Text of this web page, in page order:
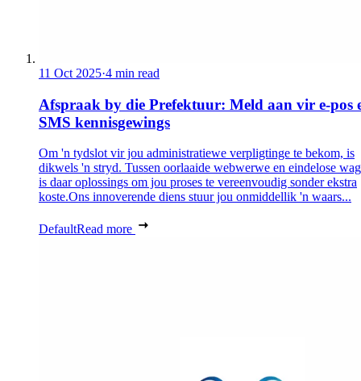
11 Oct 2025·4 min read
Afspraak by die Prefektuur: Meld aan vir e-pos
SMS kennisgewings
Om 'n tydslot vir jou administratiewe verpligtinge te bekom, is
dikwels 'n stryd. Tussen oorlaaide webwerwe en eindelose
is daar oplossings om jou proses te vereenvoudig sonder ekstra
koste.Ons innoverende diens stuur jou onmiddellik 'n waars...
DefaultRead more